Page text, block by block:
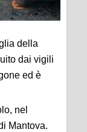
della
dai vigili
ed è
nel
Mantova.